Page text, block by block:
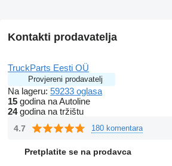
Kontakti prodavatelja
TruckParts Eesti OÜ
Provjereni prodavatelj
Na lageru: 59233 oglasa
15 godina na Autoline
24godina na tržištu
4.7 180 komentara
Pretplatite se na prodavca